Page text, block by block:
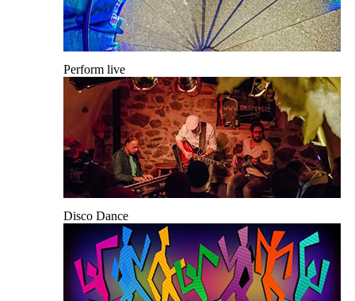
Perform live
Disco Dance